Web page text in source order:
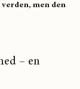
men den
– en